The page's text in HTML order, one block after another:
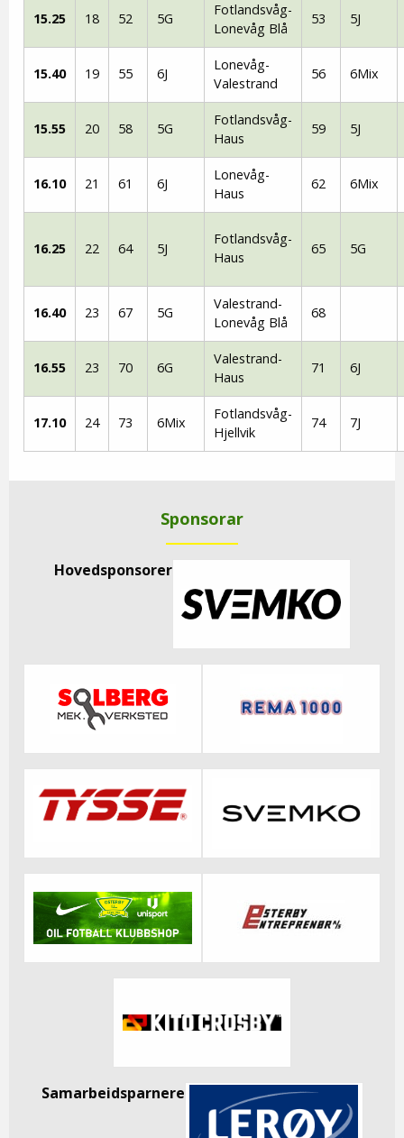
15.25 18 52 5G
Fotlandsvåg-
Lonevåg Blå
53 5J
15.40 19 55 6J
Lonevåg-
Valestrand
56 6Mix
15.55 20 58 5G
Fotlandsvåg-
Haus
59 5J
16.10 21 61 6J
Lonevåg-
Haus
62 6Mix
16.25 22 64 5J
Fotlandsvåg-
Haus
65 5G
16.40 23 67 5G
Valestrand-
Lonevåg Blå
68
16.55 23 70 6G
Valestrand-
Haus
71 6J
17.10 24 73 6Mix
Fotlandsvåg-
Hjellvik
74 7J
Sponsorar
Hovedsponsorer
Samarbeidsparnere